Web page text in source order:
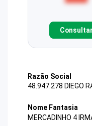
Razão Social
48.947.278 DIEGO
Nome Fantasia
MERCADINHO 4